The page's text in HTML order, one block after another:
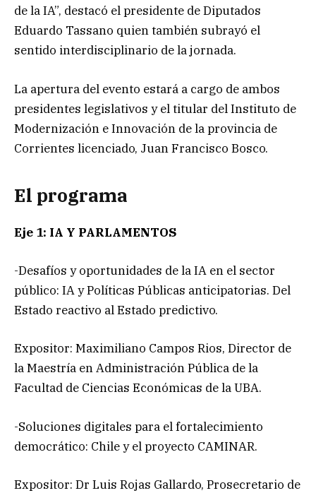
de la IA”, destacó el presidente de Diputados
Eduardo Tassano quien también subrayó el
sentido interdisciplinario de la jornada.
La apertura del evento estará a cargo de ambos
presidentes legislativos y el titular del Instituto de
Modernización e Innovación de la provincia de
Corrientes licenciado, Juan Francisco Bosco.
El programa
Eje 1: IA Y PARLAMENTOS
-Desafíos y oportunidades de la IA en el sector
público: IA y Políticas Públicas anticipatorias. Del
Estado reactivo al Estado predictivo.
Expositor: Maximiliano Campos Rios, Director de
la Maestría en Administración Pública de la
Facultad de Ciencias Económicas de la UBA.
-Soluciones digitales para el fortalecimiento
democrático: Chile y el proyecto CAMINAR.
Expositor: Dr Luis Rojas Gallardo, Prosecretario de